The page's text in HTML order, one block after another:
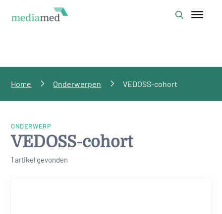
Home Onderwerpen VEDOSS-cohort
ONDERWERP
VEDOSS-cohort
1 artikel gevonden